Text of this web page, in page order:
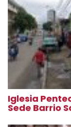
Iglesia
Sede Barrio